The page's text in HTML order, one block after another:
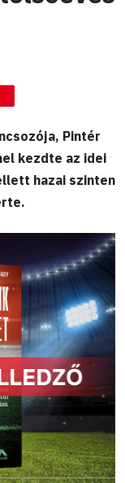
Pintér
kezdte az idei
hazai szinten